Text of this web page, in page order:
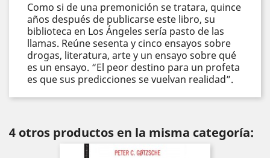
Como si de una premonición se tratara, quince
años después de publicarse este libro, su
biblioteca en Los Ángeles sería pasto de las
llamas. Reúne sesenta y cinco ensayos sobre
drogas, literatura, arte y un ensayo sobre qué
es un ensayo. “El peor destino para un profeta
es que sus predicciones se vuelvan realidad”.
4 otros productos en la misma categoría: